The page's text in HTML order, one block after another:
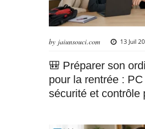
by jaiunsouci.com 13 Juil
🎒 Préparer son
pour la rentrée :
sécurité et contrôle